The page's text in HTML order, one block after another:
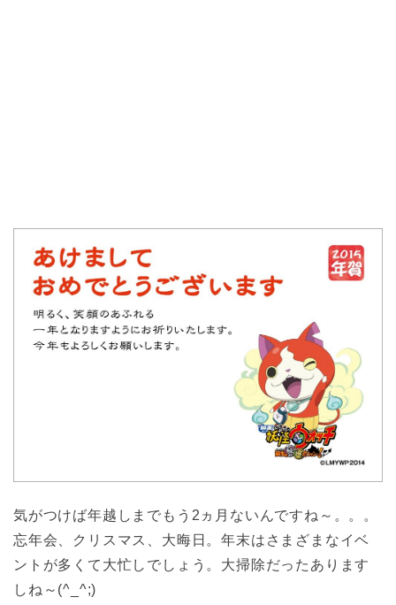
気がつけば年越しまでもう2ヵ月ないんですね～。。。
忘年会、クリスマス、大晦日。年末はさまざまなイベ
ントが多くて大忙しでしょう。大掃除だったあります
しね～(^_^;)